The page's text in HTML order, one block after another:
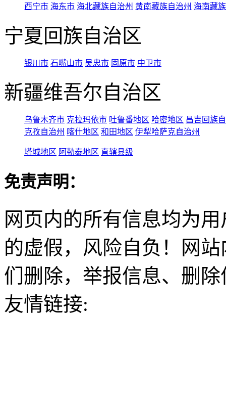
西宁市 海东市 海北藏族自治州 黄南藏族自治州 海南藏
宁夏回族自治区
银川市 石嘴山市 吴忠市 固原市 中卫市
新疆维吾尔自治区
乌鲁木齐市 克拉玛依市 吐鲁番地区 哈密地区 昌吉回族
克孜自治州 喀什地区 和田地区 伊犁哈萨克自治州
塔城地区 阿勒泰地区 直辖县级
免责声明：
网页内的所有信息均为
的虚假，风险自负！网
们删除，举报信息、删
友情链接: